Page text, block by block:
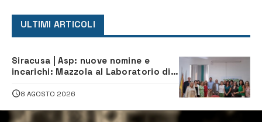
ULTIMI ARTICOLI
Siracusa | Asp: nuove nomine e
incarichi: Mazzola al Laboratorio di
Servizio Legale
8 AGOSTO 2026